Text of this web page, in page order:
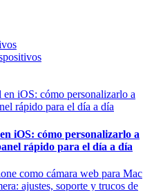
iOS: cómo personalizarlo a
rápido para el día a día